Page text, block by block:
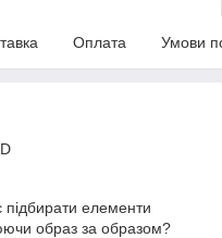
Оплата Умови
підбирати елементи
образ за образом?